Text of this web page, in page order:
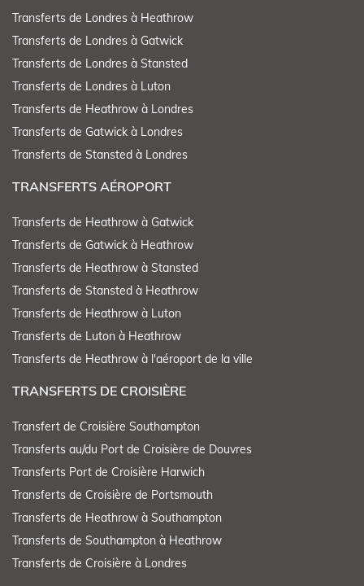
Transferts de Londres à Heathrow
Transferts de Londres à Gatwick
Transferts de Londres à Stansted
Transferts de Londres à Luton
Transferts de Heathrow à Londres
Transferts de Gatwick à Londres
Transferts de Stansted à Londres
TRANSFERTS AÉROPORT
Transferts de Heathrow à Gatwick
Transferts de Gatwick à Heathrow
Transferts de Heathrow à Stansted
Transferts de Stansted à Heathrow
Transferts de Heathrow à Luton
Transferts de Luton à Heathrow
Transferts de Heathrow à l'aéroport de la ville
TRANSFERTS DE CROISIÈRE
Transfert de Croisière Southampton
Transferts au/du Port de Croisière de Douvres
Transferts Port de Croisière Harwich
Transferts de Croisière de Portsmouth
Transferts de Heathrow à Southampton
Transferts de Southampton à Heathrow
Transferts de Croisière à Londres